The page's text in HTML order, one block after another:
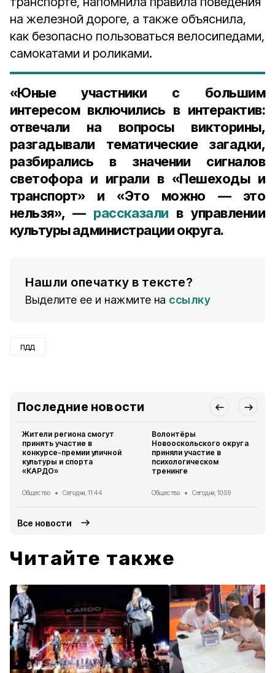
на железной дороге, а также объяснила,
как безопасно пользоваться велосипедами,
самокатами и роликами.
«Юные участники с большим
интересом включились в интерактив:
отвечали на вопросы викторины,
разгадывали тематические загадки,
разбирались в значении сигналов
светофора и играли в «Пешеходы и
транспорт» и «Это можно — это
нельзя», — рассказали в управлении
культуры администрации округа.
Нашли опечатку в тексте?
Выделите ее и нажмите на ссылку
пдд
Последние новости
Жители региона смогут
принять участие в
конкурсе-премии уличной
культуры и спорта
«КАРДО»
Общество Сегодня, 11:44
Волонтёры
Новооскольского округа
приняли участие в
психологическом
тренинге
Общество Сегодня, 10:59
Все новости
Читайте также